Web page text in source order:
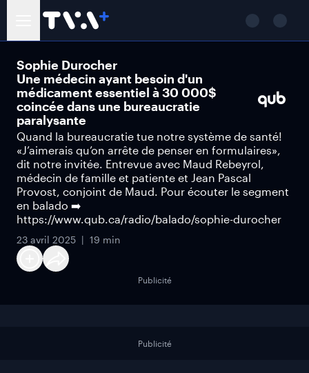
Sophie Durocher
Une médecin ayant besoin d'un
médicament essentiel à 30 000$
coincée dans une bureaucratie
paralysante
Quand la bureaucratie tue notre système de santé!
«J’aimerais qu’on arrête de penser en formulaires»,
dit notre invitée. Entrevue avec Maud Rebeyrol,
médecin de famille et patiente et Jean Pascal
Provost, conjoint de Maud. Pour écouter le segment
en balado ➡️
https://www.qub.ca/radio/balado/sophie-durocher
23 avril 2025 19 min
Publicité
Publicité